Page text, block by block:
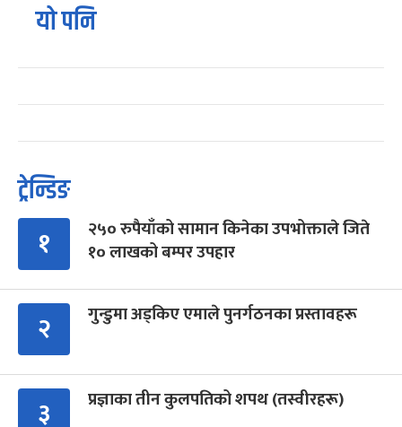
यो पनि
ट्रेन्डिङ
१
२५० रुपैयाँको सामान किनेका उपभोक्ताले जिते
१० लाखको बम्पर उपहार
२ गुन्डुमा अड्किए एमाले पुनर्गठनका प्रस्तावहरू
३ प्रज्ञाका तीन कुलपतिको शपथ (तस्वीरहरू)